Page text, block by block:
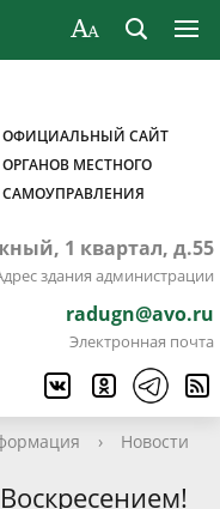
ОФИЦИАЛЬНЫЙ САЙТ
ОРГАНОВ МЕСТНОГО
САМОУПРАВЛЕНИЯ
1 квартал, д.55
здания администрации
radugn@avo.ru
Электронная почта
› Новости